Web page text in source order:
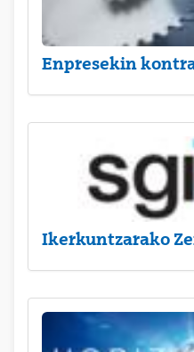
Enpresekin
Ikerkuntzarako